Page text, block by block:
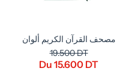
مصحف القرآن الكريم ألوان
19.500 DT
Du 15.600 DT